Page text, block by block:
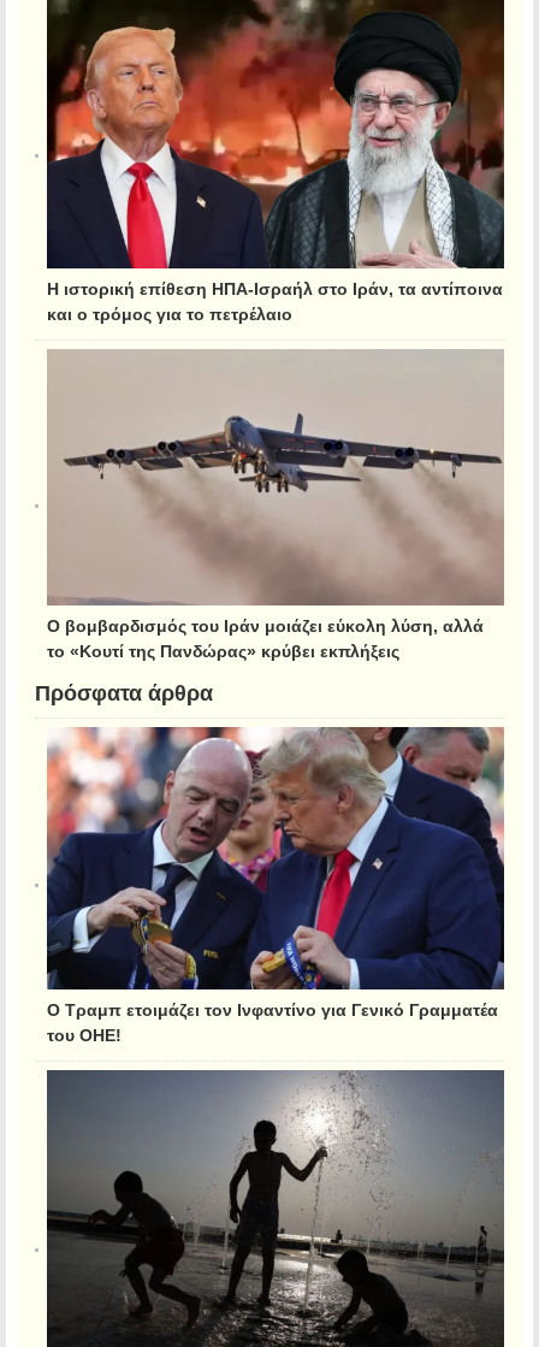
Η ιστορική επίθεση ΗΠΑ-Ισραήλ στο Ιράν, τα αντίποινα
και ο τρόμος για το πετρέλαιο
Ο βομβαρδισμός του Ιράν μοιάζει εύκολη λύση, αλλά
το «Κουτί της Πανδώρας» κρύβει εκπλήξεις
Πρόσφατα άρθρα
Ο Τραμπ ετοιμάζει τον Ινφαντίνο για Γενικό Γραμματέα
του ΟΗΕ!